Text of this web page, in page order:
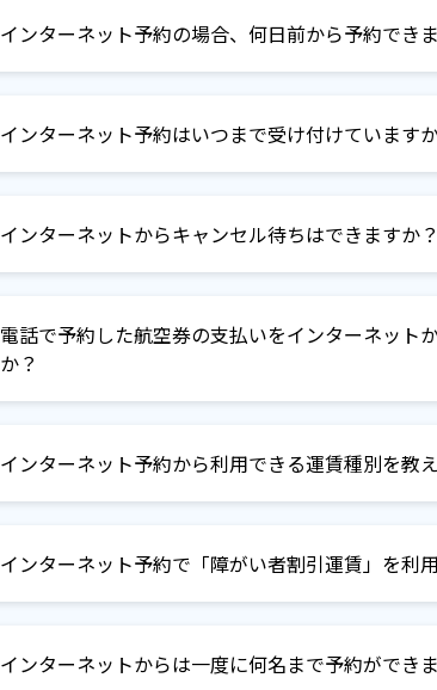
インターネット予約の場合、何日前から予約でき
インターネット予約はいつまで受け付けています
インターネットからキャンセル待ちはできますか？
電話で予約した航空券の支払いをインターネット
か？
インターネット予約から利用できる運賃種別を教え
インターネット予約で「障がい者割引運賃」を利
インターネットからは一度に何名まで予約ができ